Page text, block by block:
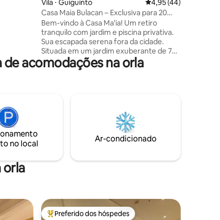
Vila ⋅ Guiguinto 4,95 de uma
4,95 (44)
Casa Maia Bulacan – Exclusiva para 20
pessoas
Bem-vindo à Casa Ma'ia! Um retiro
tranquilo com jardim e piscina privativa.
Sua escapada serena fora da cidade.
Situada em um jardim exuberante de 750
m², esta casa privada oferece a
combinação perfeita de natureza,
recarregar as energias, a Casa Ma'ia foi
projetada para fazer você se sentir em
casa — só que melhor. Reserve sua
estadia e experimente o charme
acomodações na orla
no local
Ar-condicionado
hóspedes Entre os melhores preferidos dos hóspedes
Preferido dos hóspedes